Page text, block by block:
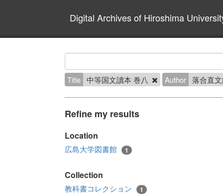
Digital Archives of Hiroshima
Title 中等国文讀本 巻八 Author 落合直
Refine my results
Location
広島大学図書館 1
Collection
教科書コレクション 1